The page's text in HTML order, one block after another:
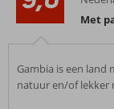
Met
Gambia is een land
natuur en/of lekker